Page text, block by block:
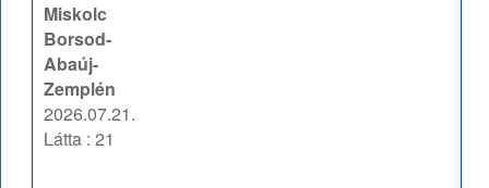
Miskolc
Borsod-
Abaúj-
Zemplén
2026.07.21.
Látta : 21